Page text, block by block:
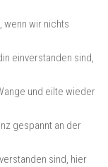
wenn wir nichts
einverstanden sind,
und eilte wieder
gespannt an der
sind, hier